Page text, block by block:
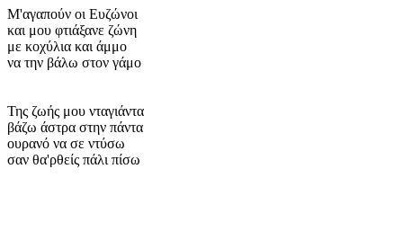
Μ'αγαπούν οι Ευζώνοι
και μου φτιάξανε ζώνη
με κοχύλια και άμμο
να την βάλω στον γάμο
Της ζωής μου νταγιάντα
βάζω άστρα στην πάντα
ουρανό να σε ντύσω
σαν θα'ρθείς πάλι πίσω